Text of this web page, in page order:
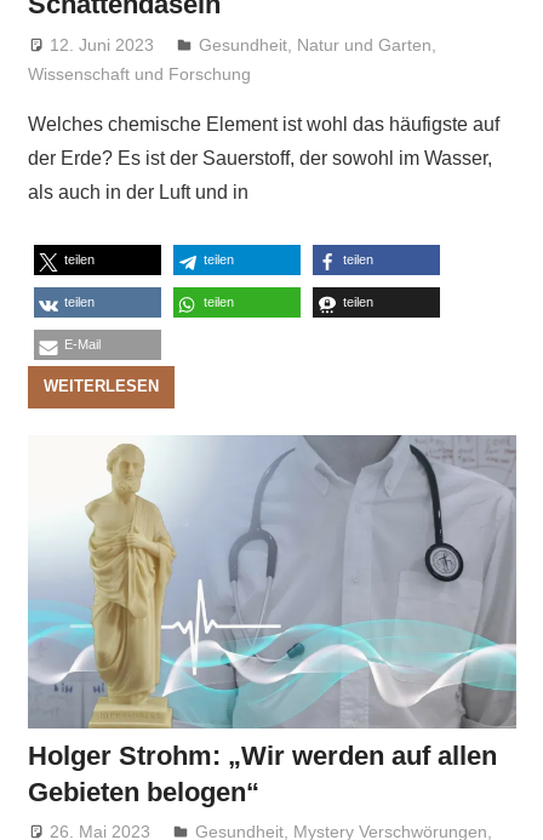
12. Juni 2023 Niki Vogt
Gesundheit Natur und Garten
Wissenschaft und Forschung
Welches chemische Element ist wohl das häufigste auf
der Erde? Es ist der Sauerstoff, der sowohl im Wasser,
als auch in der Luft und in
teilen teilen teilen
teilen teilen teilen
E-Mail
WEITERLESEN
Holger Strohm: „Wir werden auf allen
Gebieten belogen“
26. Mai 2023 Niki Vogt
Gesundheit, Mystery Verschwörungen,